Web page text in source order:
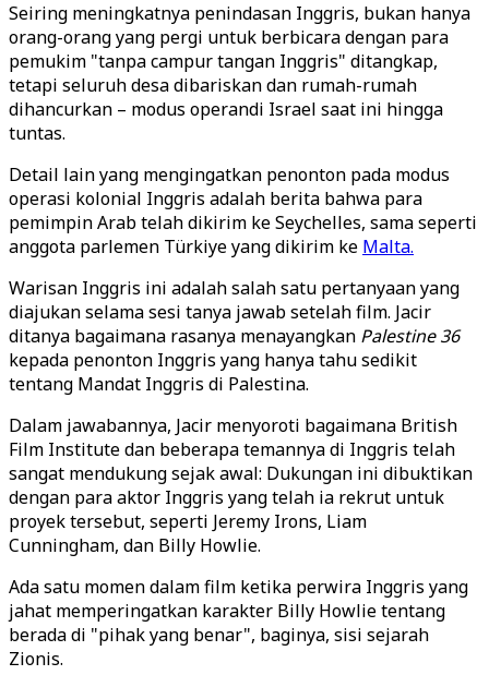
Seiring meningkatnya penindasan Inggris, bukan hanya
orang-orang yang pergi untuk berbicara dengan para
pemukim "tanpa campur tangan Inggris" ditangkap,
tetapi seluruh desa dibariskan dan rumah-rumah
dihancurkan – modus operandi Israel saat ini hingga
tuntas.
Detail lain yang mengingatkan penonton pada modus
operasi kolonial Inggris adalah berita bahwa para
pemimpin Arab telah dikirim ke Seychelles, sama seperti
anggota parlemen Türkiye yang dikirim ke Malta.
Warisan Inggris ini adalah salah satu pertanyaan yang
diajukan selama sesi tanya jawab setelah film. Jacir
ditanya bagaimana rasanya menayangkan Palestine 36
kepada penonton Inggris yang hanya tahu sedikit
tentang Mandat Inggris di Palestina.
Dalam jawabannya, Jacir menyoroti bagaimana British
Film Institute dan beberapa temannya di Inggris telah
sangat mendukung sejak awal: Dukungan ini dibuktikan
dengan para aktor Inggris yang telah ia rekrut untuk
proyek tersebut, seperti Jeremy Irons, Liam
Cunningham, dan Billy Howlie.
Ada satu momen dalam film ketika perwira Inggris yang
jahat memperingatkan karakter Billy Howlie tentang
berada di "pihak yang benar", baginya, sisi sejarah
Zionis.